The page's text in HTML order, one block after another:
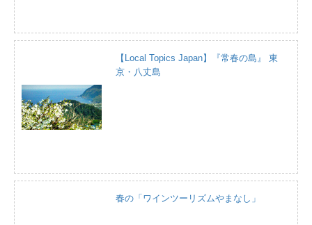
【Local Topics Japan】『常春の島』 東
京・八丈島
春の「ワインツーリズムやまなし」